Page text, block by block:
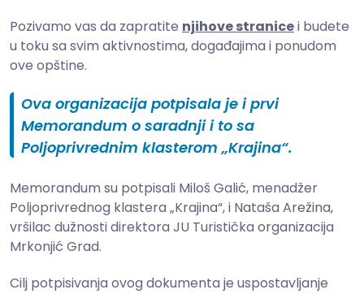
Pozivamo vas da zapratite njihove stranicei budete
u toku sa svim aktivnostima, događajima i ponudom
ove opštine.
Ova organizacija potpisala je i prvi
Memorandum o saradnji i to sa
Poljoprivrednim klasterom „Krajina“.
Memorandum su potpisali Miloš Galić, menadžer
Poljoprivrednog klastera „Krajina“, i Nataša Arežina,
vršilac dužnosti direktora JU Turistička organizacija
Mrkonjić Grad.
Cilj potpisivanja ovog dokumenta je uspostavljanje